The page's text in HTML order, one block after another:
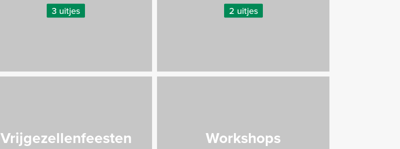
3 uitjes 2 uitjes
Vrijgezellenfeesten Workshops